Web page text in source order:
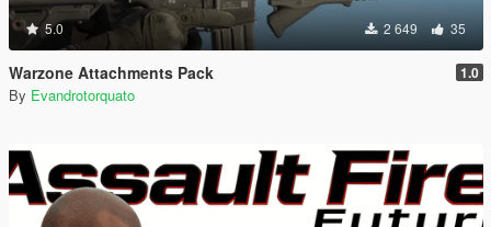
5.0 2 649 35
Warzone Attachments Pack 1.0
By Evandrotorquato